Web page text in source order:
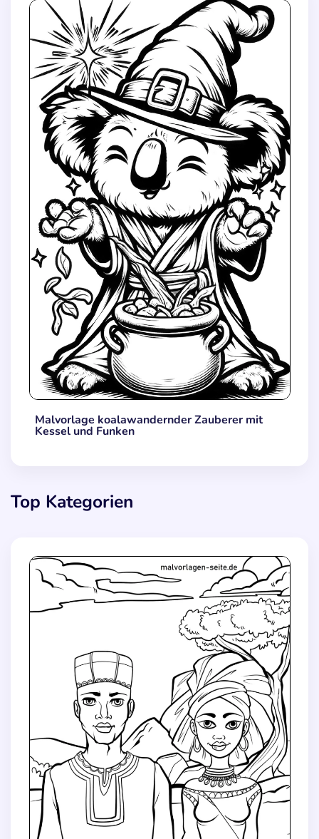
Malvorlage koalawandernder Zauberer mit
Kessel und Funken
Top Kategorien